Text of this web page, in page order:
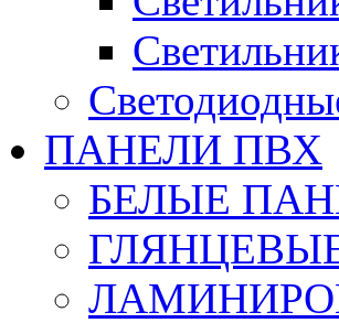
ПАНЕЛИ ПВХ
БЕЛЫЕ